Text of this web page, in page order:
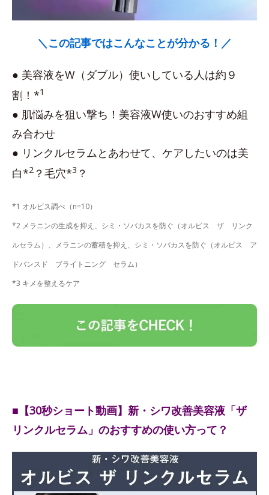
＼この記事ではこんなことが分かる！／
● 美容液をW（ダブル）使いしている人は約９
割！*1
● 肌悩みを狙い撃ち！美容液W使いのおすすめ組
み合わせ
● リンクルセラムとあわせて、ケアしたいのは美
白*2 ？毛穴*3 ？
*1 オルビス調べ（n=10）
*2 メラニンの生成を抑え、シミ・ソバカスを防ぐ（オルビス ザ リンク
ルセラム）、メラニンの蓄積を抑え、シミ・ソバカスを防ぐ（オルビス ア
ドバンスド ブライトニング セラム）
*3 キメを整えるケア
■【30秒ショート動画】新・シワ改善美容液「ザ
リンクルセラム」のおすすめの使い方って？